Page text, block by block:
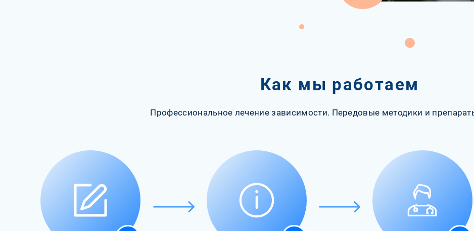
Как мы работаем
Профессиональное лечение зависимости. Передовые методики и